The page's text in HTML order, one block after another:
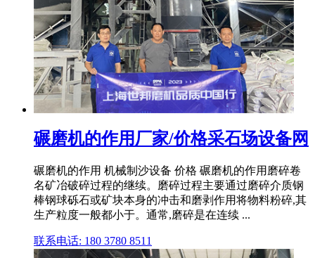
碾磨机的作用厂家/价格采石场设备网
碾磨机的作用 机械制沙设备 价格 碾磨机的作用磨碎卷
名矿冶破碎过程的继续。磨碎过程主要通过磨碎介质钢
棒钢球砾石或矿块本身的冲击和磨剥作用将物料粉碎,其
生产粒度一般都小于。通常,磨碎是在连续 ...
联系电话: 180 3780 8511